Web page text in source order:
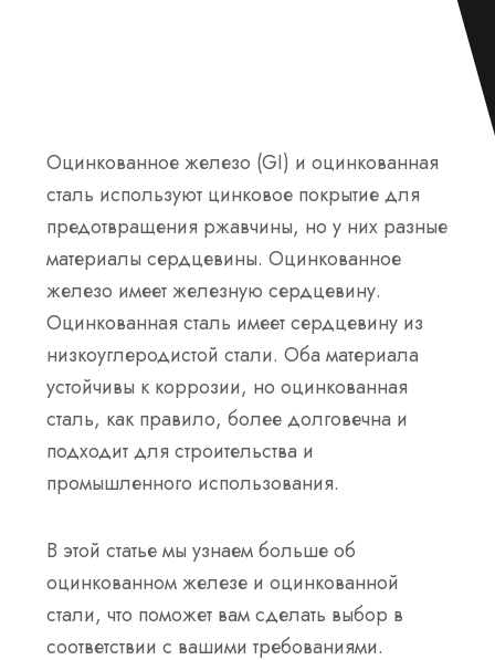
Оцинкованное железо (GI) и оцинкованная
сталь используют цинковое покрытие для
предотвращения ржавчины, но у них разные
материалы сердцевины. Оцинкованное
железо имеет железную сердцевину.
Оцинкованная сталь имеет сердцевину из
низкоуглеродистой стали. Оба материала
устойчивы к коррозии, но оцинкованная
сталь, как правило, более долговечна и
подходит для строительства и
промышленного использования.
В этой статье мы узнаем больше об
оцинкованном железе и оцинкованной
стали, что поможет вам сделать выбор в
соответствии с вашими требованиями.